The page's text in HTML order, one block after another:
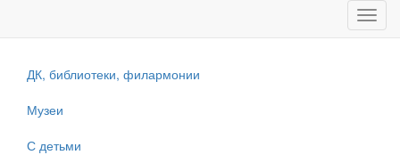
ДК, библиотеки, филармонии
Музеи
С детьми